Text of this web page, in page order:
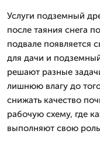
Услуги подземный
после таяния снега
подвале появляется
для дачи и
решают разные
лишнюю влагу до
снижать качество
рабочую схему, где
выполняют свою